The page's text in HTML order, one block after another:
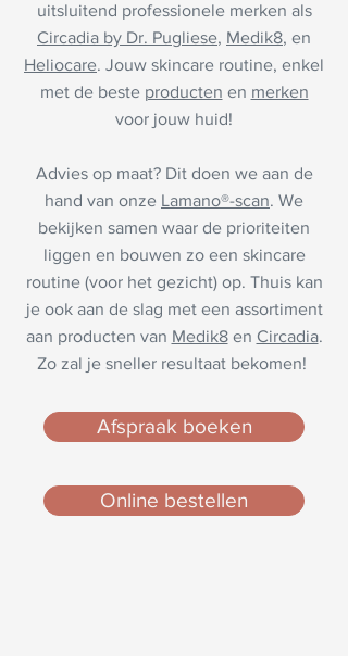
uitsluitend professionele merken als
Circadia by Dr. Pugliese, Medik8, en
Heliocare. Jouw skincare routine, enkel
met de beste producten en merken
voor jouw huid!
Advies op maat? Dit doen we aan de
hand van onze Lamano®-scan. We
bekijken samen waar de prioriteiten
liggen en bouwen zo een skincare
routine (voor het gezicht) op. Thuis kan
je ook aan de slag met een assortiment
aan producten van Medik8en Circadia.
Zo zal je sneller resultaat bekomen!
Afspraak boeken
Online bestellen